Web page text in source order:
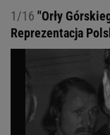
1/16 "Orły
Reprezentacja